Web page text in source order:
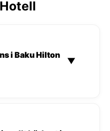
i Baku Hilton
▼